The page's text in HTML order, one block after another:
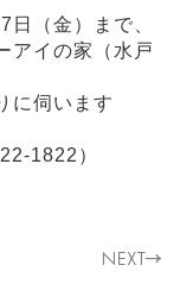
（金）まで、
イの家（水戸
に伺います
1822）